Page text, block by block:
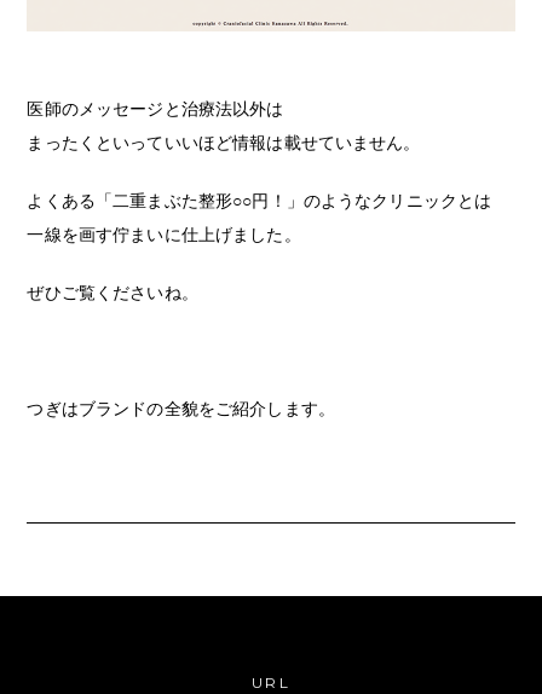
医師のメッセージと治療法以外は
まったくといっていいほど情報は載せていません。
よくある「二重まぶた整形○○円！」のようなクリニックとは
一線を画す佇まいに仕上げました。
ぜひご覧くださいね。
つぎはブランドの全貌をご紹介します。
URL